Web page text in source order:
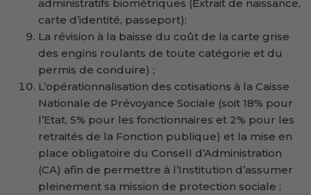
administratifs biométriques (Extrait de naissance,
carte d’identité, passeport):
La révision à la baisse du coût de la carte grise
des engins roulants de toute catégorie et du
permis de conduire) ;
L’opérationnalisation des cotisations à la Caisse
Nationale de Prévoyance Sociale (soit 18% pour
l’Etat, 5% pour les fonctionnaires et 2% pour les
retraités de la Fonction publique) et la mise en
place obligatoire du Consell d’Administration
(CA) afin de permettre à l’Institution d’assumer
pleinement sa mission de protection sociale ;